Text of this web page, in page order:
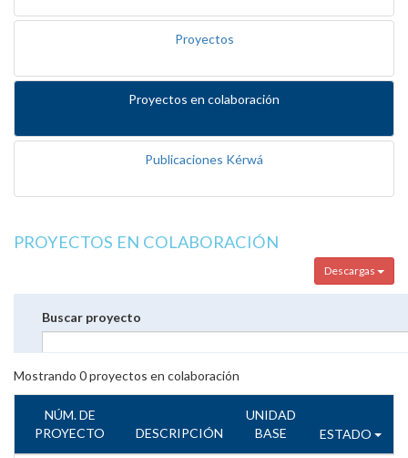
Proyectos
Proyectos en colaboración
Publicaciones Kérwá
PROYECTOS EN COLABORACIÓN
Descargas
Buscar proyecto
Mostrando 0proyectos en colaboración
NÚM. DE
PROYECTO
DESCRIPCIÓN
UNIDAD
BASE
ESTADO